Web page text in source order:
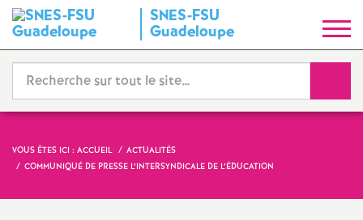
SNES-FSU
Guadeloupe
y
n
d
i
VOUS ÊTES ICI : ACCUEIL
ACTUALITÉS
COMMUNIQUÉ DE PRESSE L’INTERSYNDICALE DE L’ÉDUCATION